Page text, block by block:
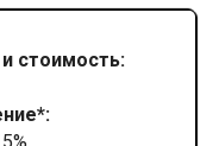
стоимость: